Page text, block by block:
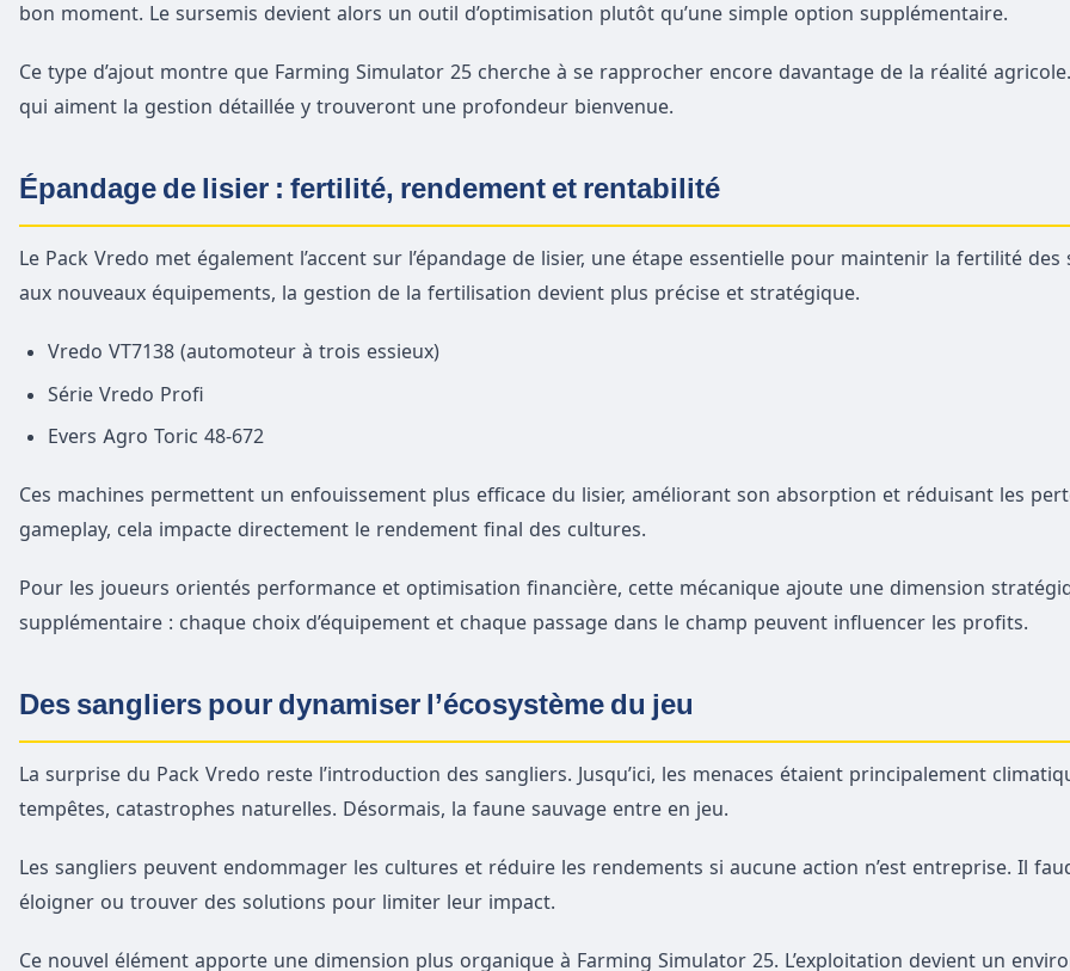
bon moment. Le sursemis devient alors un outil d’optimisation plutôt qu’une simple option supplémentaire.
Ce type d’ajout montre que Farming Simulator 25 cherche à se rapprocher encore davantage de la réalité
qui aiment la gestion détaillée y trouveront une profondeur bienvenue.
Épandage de lisier : fertilité, rendement et rentabilité
Le Pack Vredo met également l’accent sur l’épandage de lisier, une étape essentielle pour maintenir la fertilité des
aux nouveaux équipements, la gestion de la fertilisation devient plus précise et stratégique.
Vredo VT7138 (automoteur à trois essieux)
Série Vredo Profi
Evers Agro Toric 48-672
Ces machines permettent un enfouissement plus efficace du lisier, améliorant son absorption et réduisant les
gameplay, cela impacte directement le rendement final des cultures.
Pour les joueurs orientés performance et optimisation financière, cette mécanique ajoute une dimension
supplémentaire : chaque choix d’équipement et chaque passage dans le champ peuvent influencer les profits.
Des sangliers pour dynamiser l’écosystème du jeu
La surprise du Pack Vredo reste l’introduction des sangliers. Jusqu’ici, les menaces étaient principalement
tempêtes, catastrophes naturelles. Désormais, la faune sauvage entre en jeu.
Les sangliers peuvent endommager les cultures et réduire les rendements si aucune action n’est entreprise. Il
éloigner ou trouver des solutions pour limiter leur impact.
Ce nouvel élément apporte une dimension plus organique à Farming Simulator 25. L’exploitation devient un